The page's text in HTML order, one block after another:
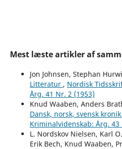
Mest læste artikler af
Jon Johnsen, Stephan
Litteratur , Nordisk
Årg. 41 Nr. 2 (1953)
Knud Waaben, Anders
Dansk, norsk, svensk kronik
Kriminalvidenskab: Årg. 43
L. Nordskov Nielsen, Karl
Erik Bech, Knud Waaben,